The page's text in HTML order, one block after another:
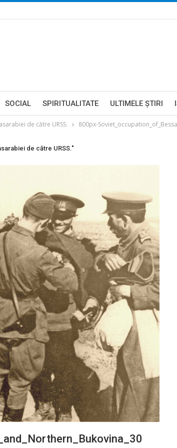
SOCIAL SPIRITUALITATE ULTIMELE ŞTIRI
de către URSS. 800px-
de către URSS."